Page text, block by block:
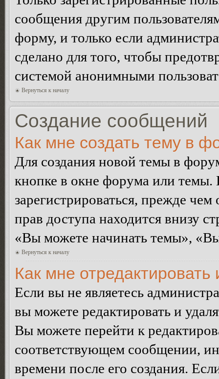
сообщения другим
форму, и только если
сделано для того, чтобы
системой анонимными
Вернуться к началу
Создание сообщений
Как мне создать тему в
Для создания новой темы в
кнопке в окне форума или
зарегистрироваться, прежде
прав доступа находится внизу
«Вы можете начинать темы»,
Вернуться к началу
Как мне
Если вы не являетесь
вы можете редактировать и
Вы можете перейти к
соответствующем сообщении,
времени после его создания.